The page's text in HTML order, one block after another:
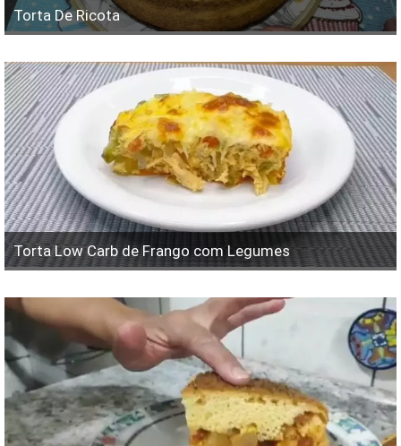
Torta De Ricota
Torta Low Carb de Frango com Legumes